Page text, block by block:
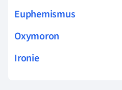
Euphemismus
Oxymoron
Ironie